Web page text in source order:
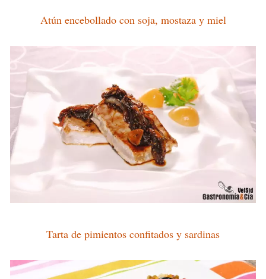
Atún encebollado con soja, mostaza y miel
Tarta de pimientos confitados y sardinas